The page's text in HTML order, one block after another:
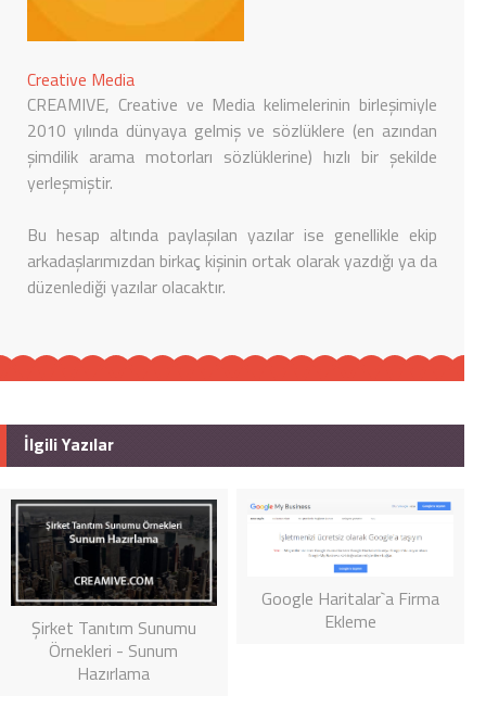
Creative Media
CREAMIVE, Creative ve Media kelimelerinin birleşimiyle
2010 yılında dünyaya gelmiş ve sözlüklere (en azından
şimdilik arama motorları sözlüklerine) hızlı bir şekilde
yerleşmiştir.
Bu hesap altında paylaşılan yazılar ise genellikle ekip
arkadaşlarımızdan birkaç kişinin ortak olarak yazdığı ya da
düzenlediği yazılar olacaktır.
İlgili Yazılar
Şirket Tanıtım Sunumu
Örnekleri - Sunum
Hazırlama
Google Haritalar`a Firma
Ekleme